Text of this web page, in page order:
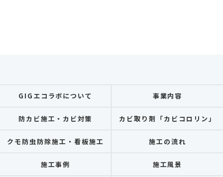
GIGエコラボについて 事業内容
防カビ施工・カビ対策 カビ取り剤「カビコロリン」
クモ防虫防除施工・看板施工 施工の流れ
施工事例 施工風景